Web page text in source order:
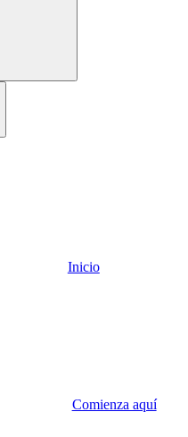
Inicio
Comienza aquí